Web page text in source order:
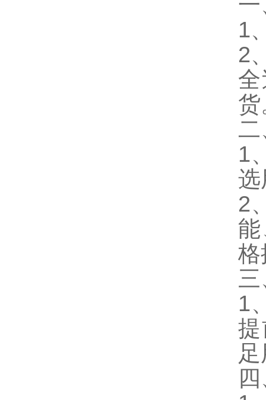
1
2
货
1
选
2
格
1